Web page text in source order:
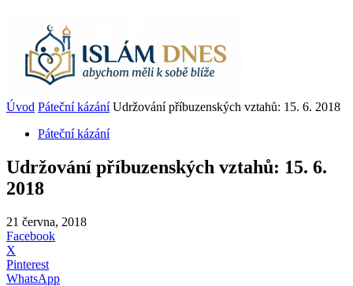
Úvod Páteční kázání Udržování příbuzenských vztahů: 15. 6. 2018
Páteční kázání
Udržování příbuzenských vztahů: 15. 6.
2018
21 června, 2018
Facebook
X
Pinterest
WhatsApp